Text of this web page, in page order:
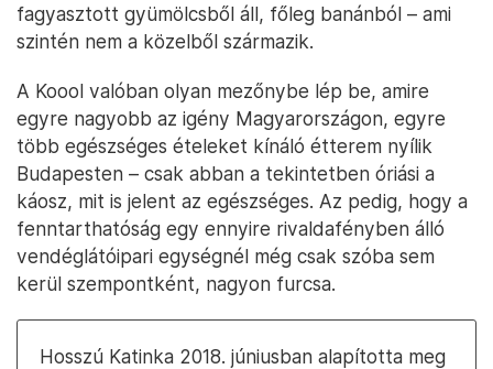
fagyasztott gyümölcsből áll, főleg banánból – ami
szintén nem a közelből származik.
A Koool valóban olyan mezőnybe lép be, amire
egyre nagyobb az igény Magyarországon, egyre
több egészséges ételeket kínáló étterem nyílik
Budapesten – csak abban a tekintetben óriási a
káosz, mit is jelent az egészséges. Az pedig, hogy a
fenntarthatóság egy ennyire rivaldafényben álló
vendéglátóipari egységnél még csak szóba sem
kerül szempontként, nagyon furcsa.
Hosszú Katinka 2018. júniusban alapította meg